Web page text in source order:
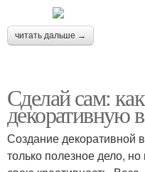
читать дальше →
Сделай сам:
декоративную
Создание декоративной
только полезное дело,